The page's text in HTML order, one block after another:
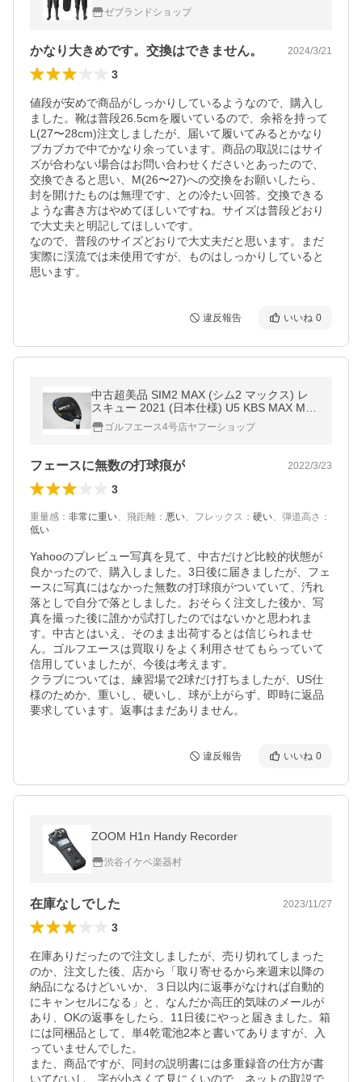
ゼブランドショップ
かなり大きめです。交換はできません。 2024/3/21
3
値段が安めで商品がしっかりしているようなので、購入し
ました。靴は普段26.5cmを履いているので、余裕を持って
L(27〜28cm)注文しましたが、届いて履いてみるとかなり
ブカブカで中でかなり余っています。商品の取説にはサイ
ズが合わない場合はお問い合わせくださいとあったので、
交換できると思い、M(26〜27)への交換をお願いしたら、
封を開けたものは無理です、との冷たい回答。交換できる
ような書き方はやめてほしいですね。サイズは普段どおり
で大丈夫と明記してほしいです。
なので、普段のサイズどおりで大丈夫だと思います。まだ
実際に渓流では未使用ですが、ものはしっかりしていると
思います。
違反報告 いいね 0
中古超美品 SIM2 MAX (シム2 マックス) レ
スキュー 2021 (日本仕様) U5 KBS MAX MT8
5 JP スチール 25 S
ゴルフエース4号店ヤフーショップ
フェースに無数の打球痕が 2022/3/23
3
重量感 ： 非常に重い、 飛距離 ： 悪い、 フレックス ： 硬い、 弾道高さ ：
低い
Yahooのプレビュー写真を見て、中古だけど比較的状態が
良かったので、購入しました。3日後に届きましたが、フェ
ースに写真にはなかった無数の打球痕がついていて、汚れ
落としで自分で落としました。おそらく注文した後か、写
真を撮った後に誰かが試打したのではないかと思われま
す。中古とはいえ、そのまま出荷するとは信じられませ
ん。ゴルフエースは買取りをよく利用させてもらっていて
信用していましたが、今後は考えます。
クラブについては、練習場で2球だけ打ちましたが、US仕
様のためか、重いし、硬いし、球が上がらず、即時に返品
要求しています。返事はまだありません。
違反報告 いいね 0
ZOOM H1n Handy Recorder
渋谷イケベ楽器村
在庫なしでした 2023/11/27
3
在庫ありだったので注文しましたが、売り切れてしまった
のか、注文した後、店から「取り寄せるから来週末以降の
納品になるけどいいか、３日以内に返事がなければ自動的
にキャンセルになる」と、なんだか高圧的気味のメールが
あり、OKの返事をしたら、11日後にやっと届きました。箱
には同梱品として、単4乾電池2本と書いてありますが、入
っていませんでした。
また、商品ですが、同封の説明書には多重録音の仕方が書
いてないし、字が小さくて見にくいので、ネットの取説で